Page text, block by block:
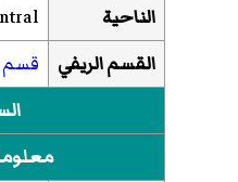
الناحية
القسم الريفي
قسم